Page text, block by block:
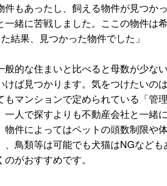
件もあったし、飼える物件が見つか
一緒に苦戦しました。ここの物件は
結果、見つかった物件でした」
的な住まいと比べると母数が少な
けば見つかります。気をつけたいの
もマンションで定められている「管
一人で探すよりも不動産会社と一緒
物件によってはペットの頭数制限や
、鳥類等は可能でも犬猫はNGなど
がおすすめです。